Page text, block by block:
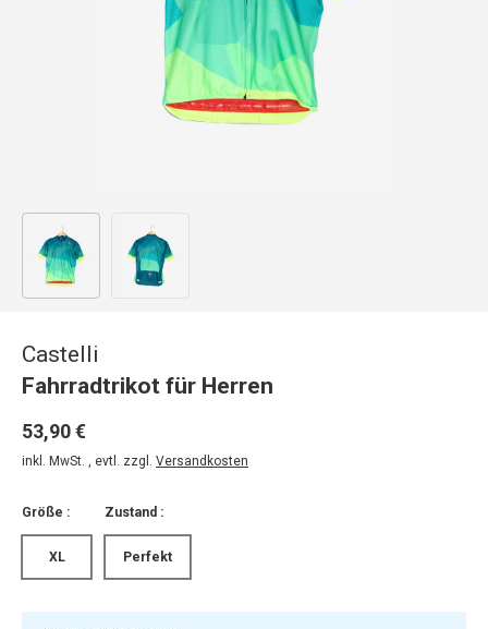
Bild 1 in Galerieansicht laden
Castelli
Fahrradtrikot für Herren
53,90 €
inkl. MwSt. , evtl. zzgl. Versandkosten
Größe :
XL
Zustand :
Perfekt